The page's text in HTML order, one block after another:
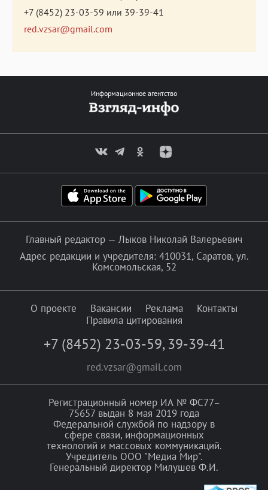
+7 (8452) 23-03-59 или 39-39-41
red.vzsar@gmail.com
Информационное агентство
Главный редактор — Лыков Николай Валерьевич
Адрес редакции и учредителя: 410031, Саратов, ул.
Комсомольская, 52
О проекте Вакансии Реклама
Контакты
Правила цитирования
+7 (8452) 23-03-59, 39-39-41
red.vzsar@gmail.com
Регистрационный номер ИА № ФС77–
75657 выдан 8 мая 2019 года
Федеральной службой по надзору в
сфере связи, информационных
технологий и массовых коммуникаций.
Учредитель ООО "Медиа Мир".
Генеральный директор Милушев Ф.И.